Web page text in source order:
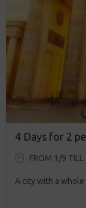
4 Days for 2
FROM 1/9 TILL
A city with a